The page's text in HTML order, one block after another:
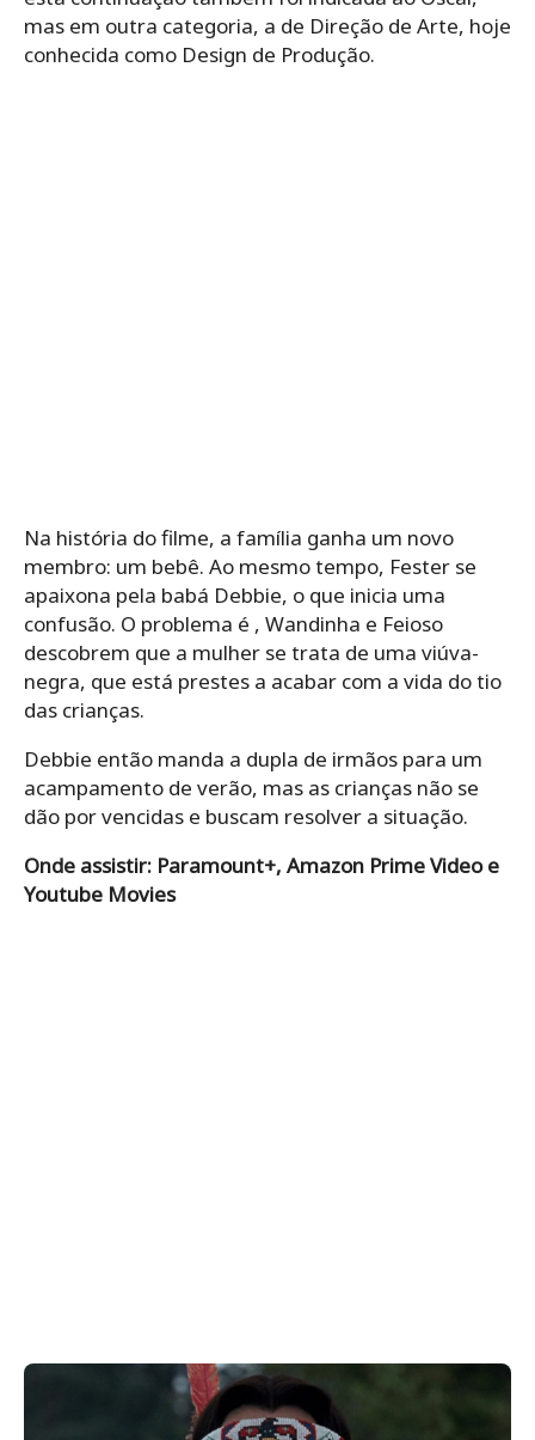
mas em outra categoria, a de Direção de Arte, hoje
conhecida como Design de Produção.
Na história do filme, a família ganha um novo
membro: um bebê. Ao mesmo tempo, Fester se
apaixona pela babá Debbie, o que inicia uma
confusão. O problema é , Wandinha e Feioso
descobrem que a mulher se trata de uma viúva-
negra, que está prestes a acabar com a vida do tio
das crianças.
Debbie então manda a dupla de irmãos para um
acampamento de verão, mas as crianças não se
dão por vencidas e buscam resolver a situação.
Onde assistir: Paramount+, Amazon Prime Video e
Youtube Movies